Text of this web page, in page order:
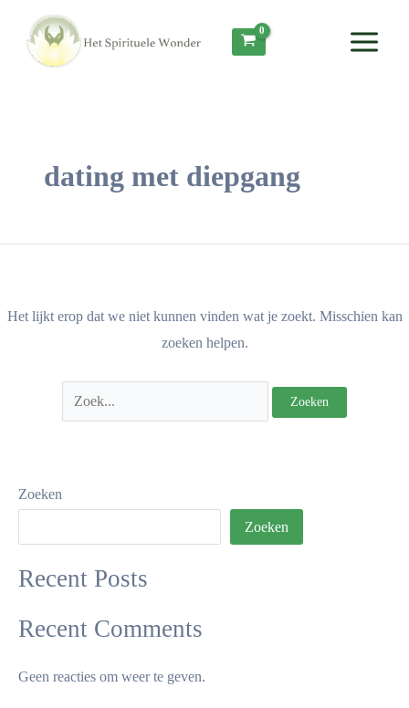
Menu
dating met diepgang
Het lijkt erop dat we niet kunnen vinden wat je zoekt. Misschien kan
zoeken helpen.
naar:
Zoeken
Zoeken
Recent Posts
Recent Comments
Geen reacties om weer te geven.